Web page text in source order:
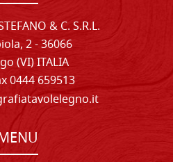
& C. S.R.L.
2 - 36066
(VI) ITALIA
0444 659513